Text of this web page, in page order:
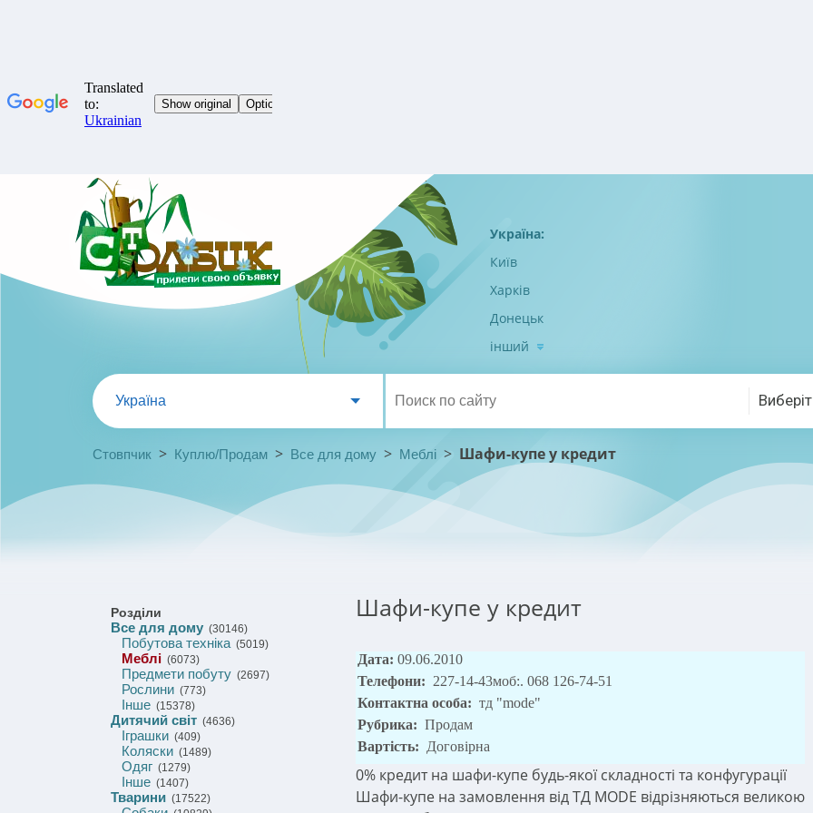
Україна:
Київ
Харків
Донецьк
інший
Україна
Стовпчик > Куплю/Продам > Все для дому > Меблі > Шафи-купе у кредит
Розділи
Все для дому (30146)
Побутова техніка(5019)
Меблі (6073)
Предмети побуту (2697)
Рослини (773)
Інше (15378)
Дитячий світ (4636)
Іграшки (409)
Коляски (1489)
Одяг (1279)
Інше (1407)
Тварини (17522)
Шафи-купе у кредит
Дата: 09.06.2010
Телефони: 227-14-43моб:. 068 126-74-51
Контактна особа: тд "mode"
Рубрика: Продам
Вартість: Договірна
0% кредит на шафи-купе будь-якої складності та конфугурації
Шафи-купе на замовлення від ТД MODE відрізняються великою